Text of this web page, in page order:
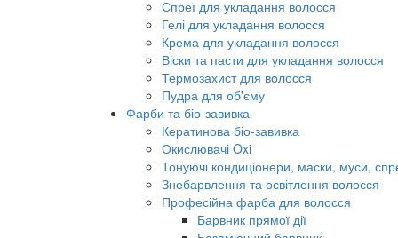
Спреї для укладання волосся
Гелі для укладання волосся
Крема для укладання волосся
Віски та пасти для укладання волосся
Термозахист для волосся
Пудра для об'єму
Фарби та біо-завивка
Кератинова біо-завивка
Окислювачі Oxi
Тонуючі кондиціонери, маски, муси,
Знебарвлення та освітлення волосся
Професійна фарба для волосся
Барвник прямої дії